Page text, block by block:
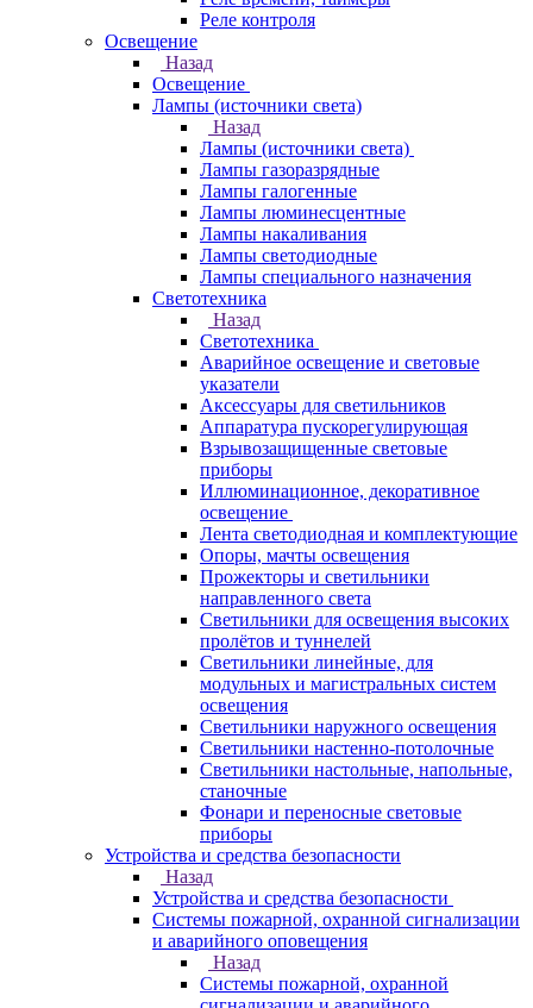
Реле контроля
Освещение
Назад
Освещение
Лампы (источники света)
Назад
Лампы (источники света)
Лампы газоразрядные
Лампы галогенные
Лампы люминесцентные
Лампы накаливания
Лампы светодиодные
Лампы специального назначения
Светотехника
Назад
Светотехника
Аварийное освещение и световые
указатели
Аксессуары для светильников
Аппаратура пускорегулирующая
Взрывозащищенные световые
приборы
Иллюминационное, декоративное
освещение
Лента светодиодная и комплектующие
Опоры, мачты освещения
Прожекторы и светильники
направленного света
Светильники для освещения высоких
пролётов и туннелей
Светильники линейные, для
модульных и магистральных систем
освещения
Светильники наружного освещения
Светильники настенно-потолочные
Светильники настольные, напольные,
станочные
Фонари и переносные световые
приборы
Устройства и средства безопасности
Назад
Устройства и средства безопасности
Системы пожарной, охранной сигнализации
и аварийного оповещения
Назад
Системы пожарной, охранной